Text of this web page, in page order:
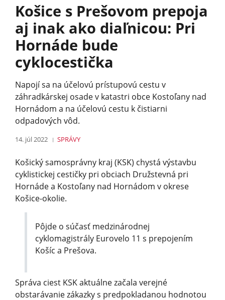
Košice s Prešovom prepoja
aj inak ako diaľnicou: Pri
Hornáde bude
cyklocestička
Napojí sa na účelovú prístupovú cestu v
záhradkárskej osade v katastri obce Kostoľany nad
Hornádom a na účelovú cestu k čistiarni
odpadových vôd.
14. júl 2022 SPRÁVY
Košický samosprávny kraj (KSK) chystá výstavbu
cyklistickej cestičky pri obciach Družstevná pri
Hornáde a Kostoľany nad Hornádom v okrese
Košice-okolie.
Pôjde o súčasť medzinárodnej
cyklomagistrály Eurovelo 11 s prepojením
Košíc a Prešova.
Správa ciest KSK aktuálne začala verejné
obstarávanie zákazky s predpokladanou hodnotou